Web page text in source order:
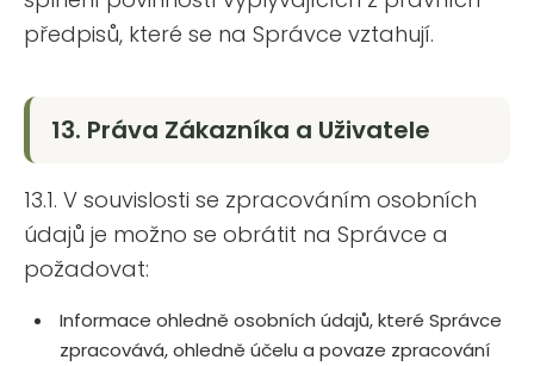
předpisů, které se na Správce vztahují.
13. Práva Zákazníka a Uživatele
13.1. V souvislosti se zpracováním osobních
údajů je možno se obrátit na Správce a
požadovat:
Informace ohledně osobních údajů, které Správce
zpracovává, ohledně účelu a povaze zpracování